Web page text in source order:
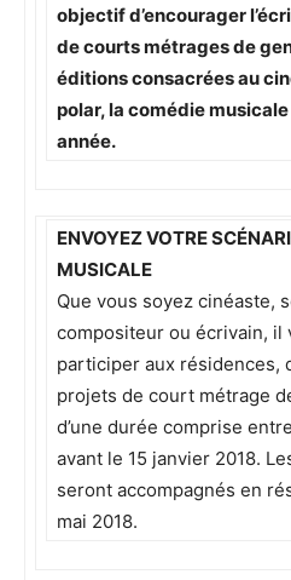
objectif d’encourager
de courts métrages de
éditions consacrées au
polar, la comédie
année.
ENVOYEZ VOTRE
MUSICALE
Que vous soyez cinéaste,
compositeur ou écrivain, il
participer aux résidences,
projets de court métrage
d’une durée comprise
avant le 15 janvier 2018.
seront accompagnés en
mai 2018.